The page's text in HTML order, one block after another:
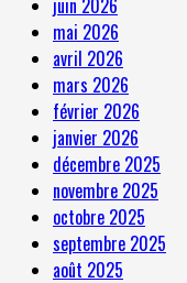
juin 2026
mai 2026
avril 2026
mars 2026
février 2026
janvier 2026
décembre 2025
novembre 2025
octobre 2025
septembre 2025
août 2025